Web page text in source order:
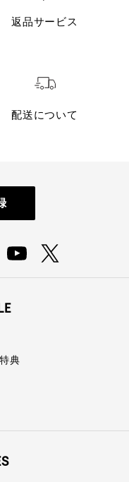
返品サービス
配送について
典